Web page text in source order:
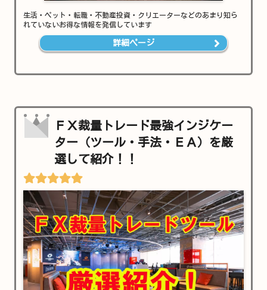
生活・ペット・転職・不動産投資・クリエーターなどのあまり知ら
れていないお得な情報を発信しています
詳細ページ
ＦＸ裁量トレード最強インジケー
ター（ツール・手法・ＥＡ）を厳
選して紹介！！